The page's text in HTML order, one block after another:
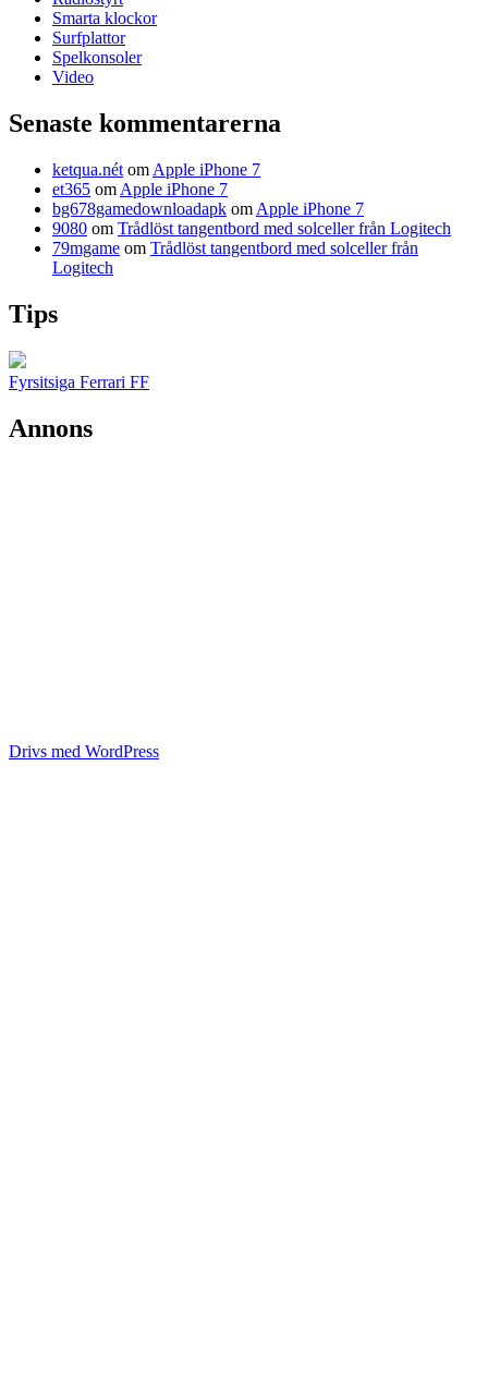
Smarta klockor
Surfplattor
Spelkonsoler
Video
Senaste kommentarerna
ketqua.nét om Apple iPhone 7
et365 om Apple iPhone 7
bg678gamedownloadapk om Apple iPhone 7
9080 om Trådlöst tangentbord med solceller från Logitech
79mgame om Trådlöst tangentbord med solceller från
Logitech
Tips
Fyrsitsiga Ferrari FF
Annons
Drivs med WordPress